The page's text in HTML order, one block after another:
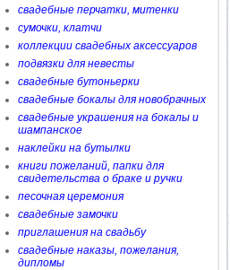
свадебные перчатки, митенки
сумочки, клатчи
коллекции свадебных аксессуаров
подвязки для невесты
свадебные бутоньерки
свадебные бокалы для новобрачных
свадебные украшения на бокалы и
шампанское
наклейки на бутылки
книги пожеланий, папки для
свидетельства о браке и ручки
песочная церемония
свадебные замочки
приглашения на свадьбу
свадебные наказы, пожелания,
дипломы